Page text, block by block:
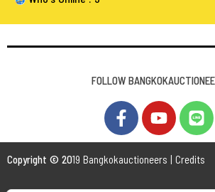
FOLLOW
Copyright © 2019 Bangkokauctioneers | Credits